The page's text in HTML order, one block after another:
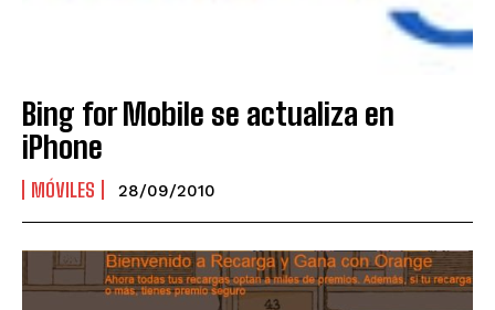
Bing for Mobile se actualiza en
iPhone
MÓVILES 28/09/2010